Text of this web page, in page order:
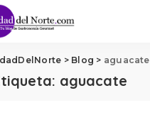
> Blog > aguacate
aguacate